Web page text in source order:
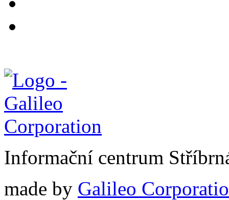
Informační centrum
made by Galileo